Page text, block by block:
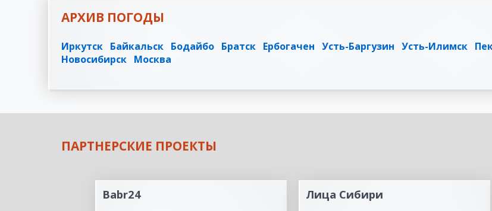
АРХИВ ПОГОДЫ
Иркутск Байкальск Бодайбо Братск Ербогачен Усть-Баргузин Усть-Илимск
Новосибирск Москва
ПАРТНЕРСКИЕ ПРОЕКТЫ
Babr24 Лица Сибири